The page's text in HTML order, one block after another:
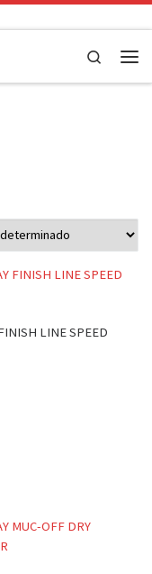
Search
LINE SPEED